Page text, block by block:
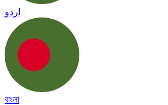
اردو
বাংলা